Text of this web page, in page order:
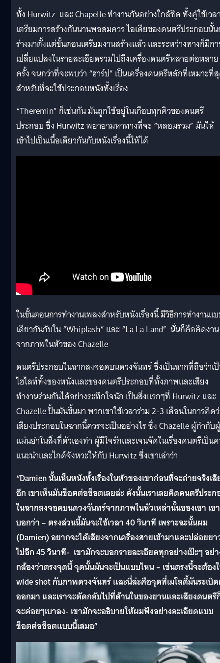
ทั้ง Hurwitz และ Chapelle ทำงานกันอย่างใกล้ชิด ทั้งคู่ใช้เวล
เตรียมการสร้างกันนานพอสมควร ไอเดียของดนตรีประกอบนั้
ร่างมาตั้งแต่ขั้นตอนเตรียมงานสร้างแล้ว และระหว่างทางก็มีก
เปลี่ยแปลงในรายละเอียดรวมไปถึงเครื่องดนตรีหลายต่อหลาย
ครั้ง จนกว่าที่จะพบว่า “ฮาร์ป” เป็นเครื่องดนตรีหลักที่เหมาะที่
สำหรับที่จะใช้ประกอบหนังทั้งเรื่อง
“Theremin” ก็เช่นกัน มันถูกใช้อยู่ในเกือบทุกคิวของดนตรี
ประกอบ ซึ่ง Hurwitzพยายามหาทางที่จะ“หลอมรวม”มันให้
เข้าไปเป็นเนื้อเดียวกันกับหนังเรื่องนี้ให้ได้
ในขั้นตอนการทำงานเพลงสำหรับหนังเรื่องนี้มีวิธีการทำงานแ
เดียวกันกับใน“Whiplash” และ“La La Land” นั่นก็คือคิดงาน
จากภาพในหัวของ Chazelle
ดนตรีประกอบในฉากลงจอดบนดวงจันทร์ซึ่งเป็นฉากที่ถือว่าเ
ไฮไลท์ทั้งของหนังและของดนตรีประกอบที่ทั้งภาพและเสียง
ทำงานร่วมกันได้อย่างระทึกใจนัก เป็นสิ่งแรกๆที่ Hurwitz และ
Chazelle ปั้นมันขึ้นมา พวกเขาใช้เวลาร่วม 2-3 เดือนในการคิด
เสียงประกอบในฉากนี้ควรจะเป็นอย่างไร ซึ่งChazelleผู้กำกับผู้
แม่นยำในสิ่งที่ตัวเองทำ ผู้มีใจรักและเจนจัดในเรื่องดนตรีเป็น
แนะนำและไกด์จังหวะให้กับ Hurwitzซึ่งเขาเล่าว่า
“Damien นั้นเห็นหนังทั้งเรื่องในหัวของเขาก่อนที่จะถ่ายจริงเ
อีก เขาเห็นมันช็อตต่อช็อตเลยล่ะ ดังนั้นเราเลยคิดดนตรีประก
ในฉากลงจอดบนดวงจันทร์จากภาพในหัวเหล่านั้นของเขา เขา
บอกว่า – ตรงส่วนนี้มันจะใช้เวลา 40 วินาที เพราะฉะนั้นผม
(Damien) อยากจะได้เสียงจากเครื่องสายเข้ามาและปล่อยยา
ไปอีก 45 วินาที- เขามักจะบอกรายละเอียดทุกอย่างเป๊ะๆ อย่
กล้องว่าตรงจุดนี้ จุดนั้นมันจะเป็นแบบไหน – เช่นตรงนี้จะต้อง
wide shot กับภาพดวงจันทร์ และนี่ล่ะคือจุดที่เมโลดี้มันระเบิ
ออกมา และเราจะตัดกลับไปที่ด้านในของยานและเสียงดนตรี
จะค่อยๆเบาลง- เขามักจะอธิบายให้ผมฟังอย่างละเอียดแบบ
ช็อตต่อช็อตแบบนี้เสมอ”